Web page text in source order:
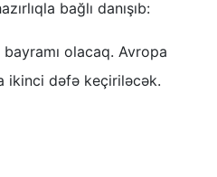
bağlı danışıb:
olacaq. Avropa
ikinci dəfə keçiriləcək.